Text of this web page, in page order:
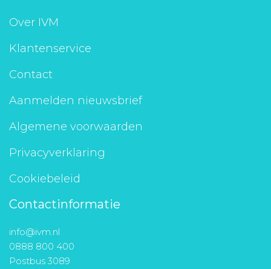
Over IVM
Klantenservice
Contact
Aanmelden nieuwsbrief
Algemene voorwaarden
Privacyverklaring
Cookiebeleid
Contactinformatie
info@ivm.nl
0888 800 400
Postbus 3089